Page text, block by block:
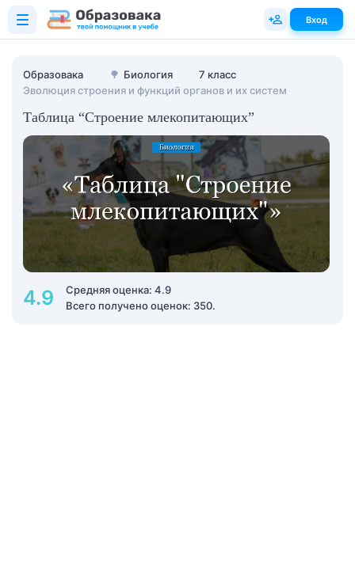
Образовака 🌳 Биология
7 класс
Эволюция строения и функций органов и их систем
Таблица “Строение млекопитающих”
4.9
Средняя оценка: 4.9
Всего получено оценок: 350.
Вход